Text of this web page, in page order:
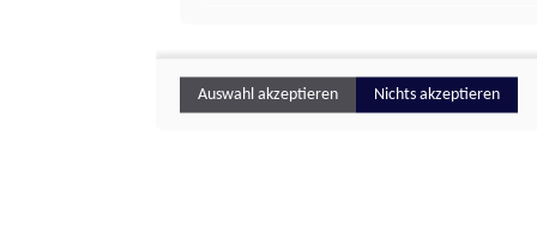
Auswahl akzeptieren Nichts akzeptieren